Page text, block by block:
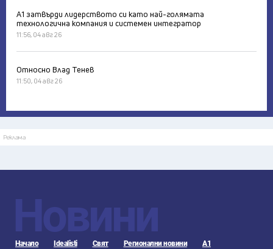
А1 затвърди лидерството си като най-голямата
технологична компания и системен интегратор
11:56, 04 авг 26
Относно Влад Тенев
11:50, 04 авг 26
Реклама
Новини
Начало Idealisti Свят Регионални новини А1